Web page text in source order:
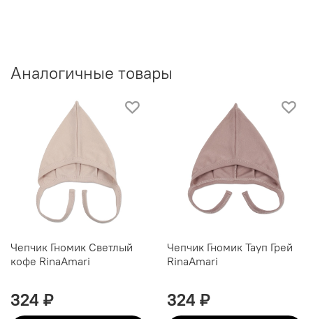
Аналогичные товары
Чепчик Гномик Светлый
кофе RinaAmari
324 ₽
Чепчик Гномик Тауп Грей
RinaAmari
324 ₽